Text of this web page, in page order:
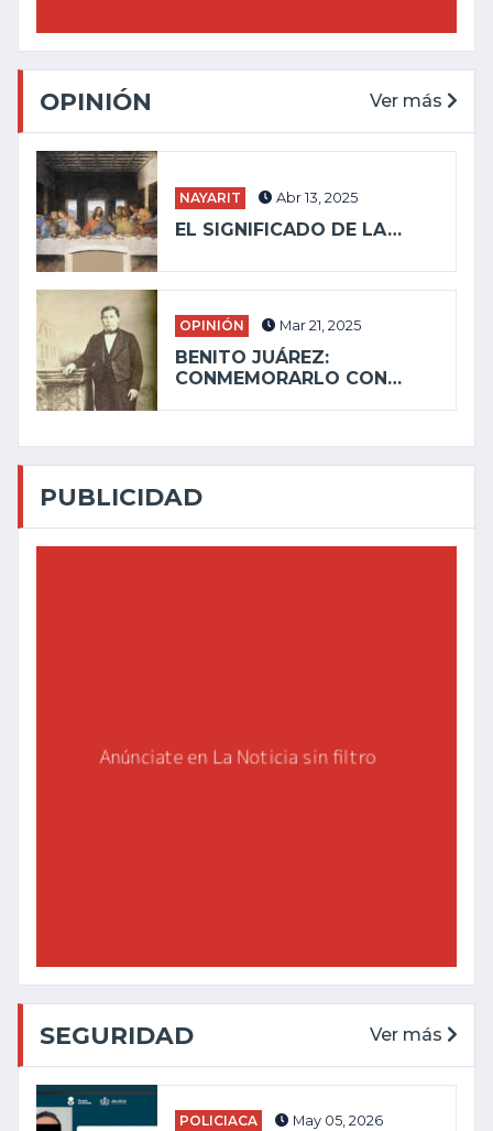
OPINIÓN Ver más
NAYARIT Abr 13, 2025
EL SIGNIFICADO DE LA…
OPINIÓN Mar 21, 2025
BENITO JUÁREZ:
CONMEMORARLO CON…
PUBLICIDAD
SEGURIDAD Ver más
POLICIACA May 05, 2026